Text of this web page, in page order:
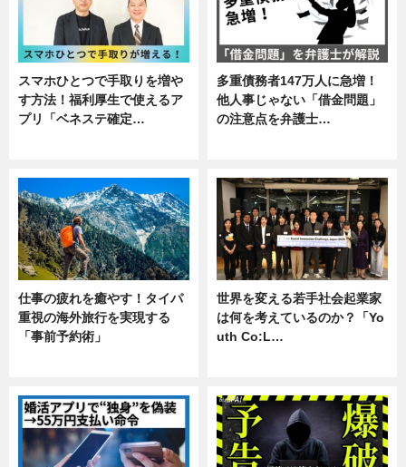
スマホひとつで手取りを増や
す方法！福利厚生で使えるア
プリ「ベネステ確定…
多重債務者147万人に急増！
他人事じゃない「借金問題」
の注意点を弁護士…
仕事の疲れを癒やす！タイパ
重視の海外旅行を実現する
「事前予約術」
世界を変える若手社会起業家
は何を考えているのか？「Yo
uth Co:L…